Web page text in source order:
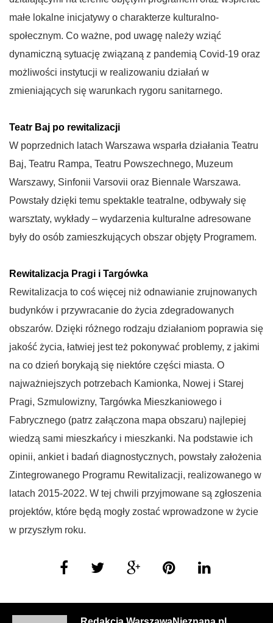
małe lokalne inicjatywy o charakterze kulturalno-
społecznym. Co ważne, pod uwagę należy wziąć
dynamiczną sytuację związaną z pandemią Covid-19 oraz
możliwości instytucji w realizowaniu działań w
zmieniających się warunkach rygoru sanitarnego.
Teatr Baj po rewitalizacji
W poprzednich latach Warszawa wsparła działania Teatru
Baj, Teatru Rampa, Teatru Powszechnego, Muzeum
Warszawy, Sinfonii Varsovii oraz Biennale Warszawa.
Powstały dzięki temu spektakle teatralne, odbywały się
warsztaty, wykłady – wydarzenia kulturalne adresowane
były do osób zamieszkujących obszar objęty Programem.
Rewitalizacja Pragi i Targówka
Rewitalizacja to coś więcej niż odnawianie zrujnowanych
budynków i przywracanie do życia zdegradowanych
obszarów. Dzięki różnego rodzaju działaniom poprawia się
jakość życia, łatwiej jest też pokonywać problemy, z jakimi
na co dzień borykają się niektóre części miasta. O
najważniejszych potrzebach Kamionka, Nowej i Starej
Pragi, Szmulowizny, Targówka Mieszkaniowego i
Fabrycznego (patrz załączona mapa obszaru) najlepiej
wiedzą sami mieszkańcy i mieszkanki. Na podstawie ich
opinii, ankiet i badań diagnostycznych, powstały założenia
Zintegrowanego Programu Rewitalizacji, realizowanego w
latach 2015-2022. W tej chwili przyjmowane są zgłoszenia
projektów, które będą mogły zostać wprowadzone w życie
w przyszłym roku.